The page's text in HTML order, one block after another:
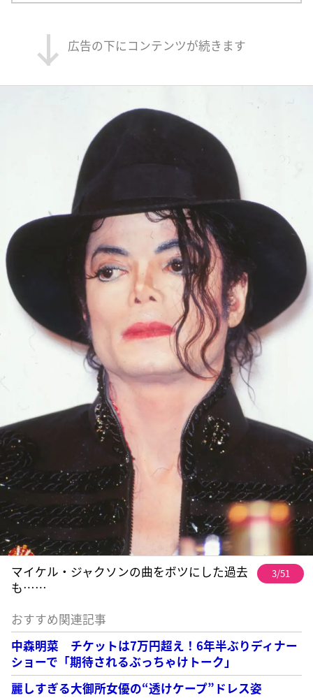
広告の下にコンテンツが続きます
マイケル・ジャクソンの曲をボツにした過去
も……
3/51
おすすめ関連記事
中森明菜 チケットは7万円超え！6年半ぶりディナー
ショーで「期待されるぶっちゃけトーク」
麗しすぎる大御所女優の“透けケープ”ドレス姿